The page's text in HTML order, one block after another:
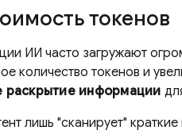
токенов
ИИ часто загружают
количество токенов и
раскрытие информации
лишь "сканирует"